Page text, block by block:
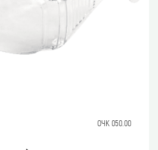
ОЧК 050.00